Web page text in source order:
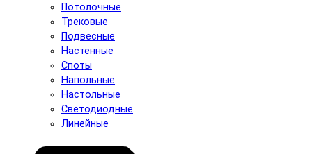
Потолочные
Трековые
Подвесные
Настенные
Споты
Напольные
Настольные
Светодиодные
Линейные